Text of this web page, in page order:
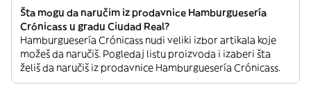
Šta mogu da naručim iz prodavnice Hamburguesería
Crónicass u gradu Ciudad Real?
Hamburguesería Crónicass nudi veliki izbor artikala koje
možeš da naručiš. Pogledaj listu proizvoda i izaberi šta
želiš da naručiš iz prodavnice Hamburguesería Crónicass.